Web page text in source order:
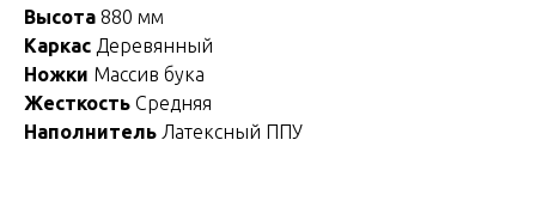
Высота 880 мм
Каркас Деревянный
Ножки Массив бука
Жесткость Средняя
Наполнитель Латексный ППУ